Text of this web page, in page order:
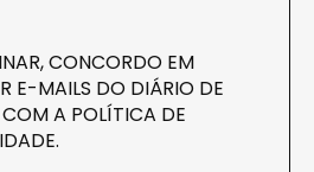
CONCORDO EM
E-MAILS DO DIÁRIO DE
COM A POLÍTICA DE
.